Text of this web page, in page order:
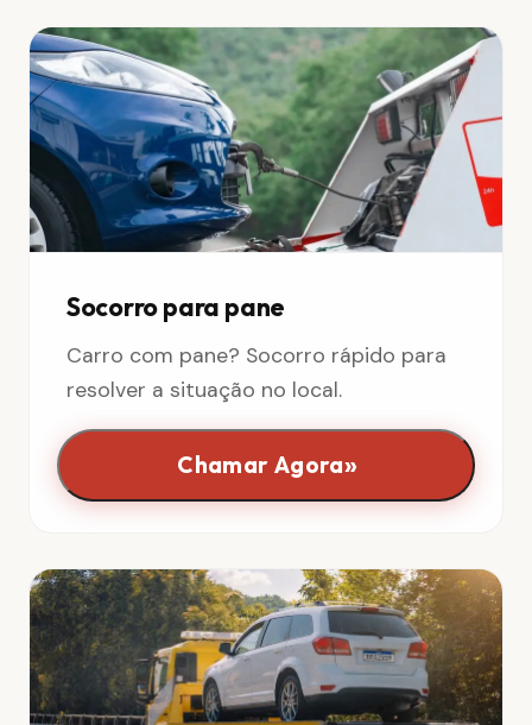
Socorro para pane
Carro com pane? Socorro rápido para
resolver a situação no local.
Chamar Agora»